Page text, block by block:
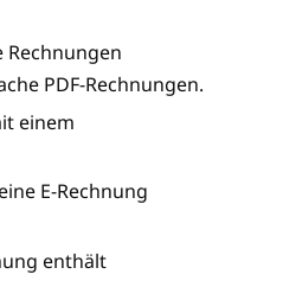
Rechnungen
PDF-Rechnungen.
einem
E-Rechnung
enthält